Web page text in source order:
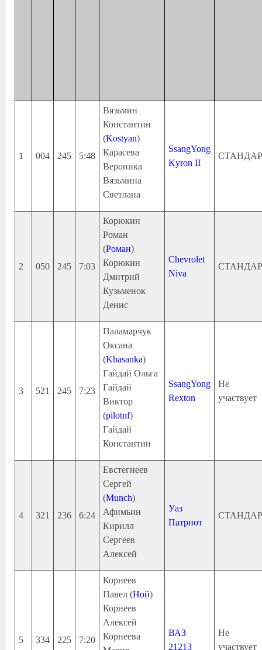
1 004 245 5:48
Вязьмин
Константин
(Kostyan)
Карасева
Вероника
Вязьмина
Светлана
SsangYong
Kyron II
2 050 245 7:03
Корюкин
Роман
(Роман)
Корюкин
Дмитрий
Кузьменок
Денис
Chevrolet
Niva
3 521 245 7:23
Паламарчук
Оксана
(Khasanka)
Гайдай Ольга
Гайдай
Виктор
(pilotnf)
Гайдай
Константин
SsangYong
Rexton
Не
участвует
4 321 236 6:24
Евстегнеев
Сергей
(Munch)
Афимьин
Кирилл
Сергеев
Алексей
Уаз
Патриот
5 334 225 7:20
Корнеев
Павел (Ной)
Корнеев
Алексей
Корнеева
ВАЗ
21213
Не
участвует